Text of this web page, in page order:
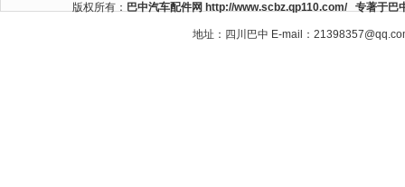
版权所有： 巴中汽车配件网 http://www.scbz.qp110.com/ 专著于巴
地址：四川巴中 E-mail：